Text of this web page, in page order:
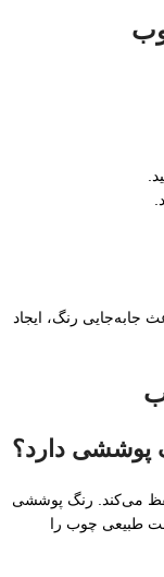
رنگ، ایجاد
پوششی دارد؟
می‌کند. رنگ پوششی
طبیعی چوب را